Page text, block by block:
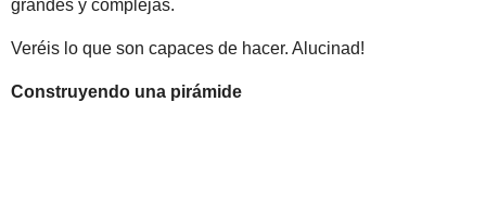
grandes y complejas.
Veréis lo que son capaces de hacer. Alucinad!
Construyendo una pirámide